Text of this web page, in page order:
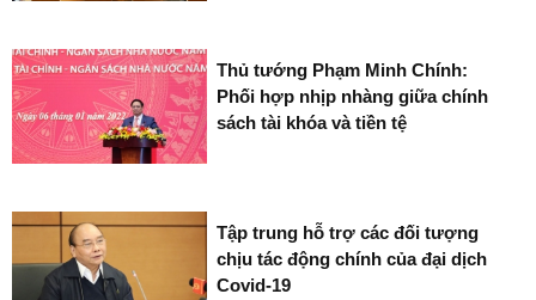
Thủ tướng Phạm Minh Chính:
Phối hợp nhịp nhàng giữa chính
sách tài khóa và tiền tệ
Tập trung hỗ trợ các đối tượng
chịu tác động chính của đại dịch
Covid-19